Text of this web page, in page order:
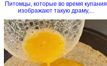
Питомцы, которые во время купания
изображают такую драму,...